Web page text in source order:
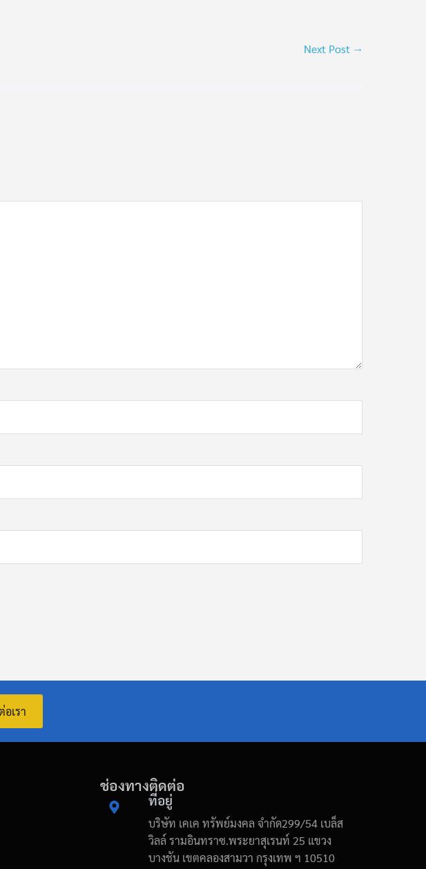
Next Post →
อเรา
ช่องทางติดต่อ
ที่อยู่
บริษัท เคเค ทรัพย์มงคล จำกัด299/54 เบล็ส
วิลล์ รามอินทราซ.พระยาสุเรนท์ 25 แขวง
บางชัน เขตคลองสามวา กรุงเทพ ฯ 10510